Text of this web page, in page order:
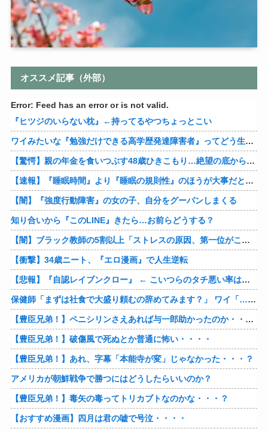
オススメ記事（外部）
Error: Feed has an error or is not valid.
『ヒツジのいらない枕』←持ってるやつちょっとこい
ワイみたいな『勉強だけできる高学歴発達障害者』ってどう生きたらいいんや？
【驚愕】親の年金を食いつぶす48歳ひきこもり…絶望の底から家族を救ったのは『障害基礎年金』だった
【速報】『睡眠時間』より『睡眠の規則性』のほうが大事だと判明
【闇】『強度行動障害』の女の子、自分をグーパンしまくる
知り合いから『このLINE』きたら…お前らどうする？
【闇】ブラック教師の5割以上「ストレスの原因、第一位がこれ」
【衝撃】34歳ニート、『エロ漫画』で人生逆転
【悲報】『自認レイブンクロー』 ← こいつらのタチ悪い率は異常
保健師「まずは社食で大盛り頼むの辞めてみます？」 ワイ「…食っちゃいけないものを売ってるのか？」
【豊臣兄弟！】ペニシリンさえあれば与一郎助かったのか・・・？
【豊臣兄弟！】破傷風で死ぬとか普通に怖い・・・・
【豊臣兄弟！】あれ、字幕「本能寺が変」じゃなかった・・・？
アメリカが朝鮮戦争で勝つにはどうしたらいいのか？
【豊臣兄弟！】毒矢の毒ってトリカブトなのかな・・・？
【おすすめ漫画】四月は君の嘘で号泣・・・・